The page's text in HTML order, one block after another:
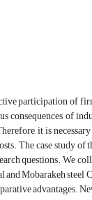
participation of
of
it is
The case study
questions. We
Mobarakeh
advantages.